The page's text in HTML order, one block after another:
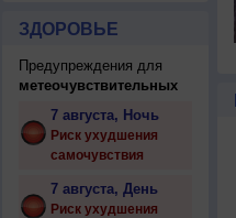
ЗДОРОВЬЕ
Предупреждения для
метеочувствительных
7 августа, Ночь
Риск ухудшения
самочувствия
7 августа, День
Риск ухудшения